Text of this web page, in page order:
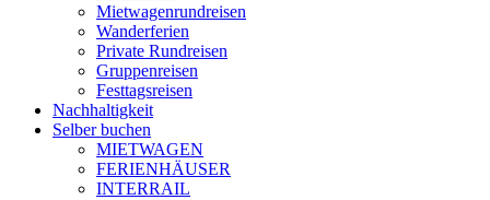
Mietwagenrundreisen
Wanderferien
Private Rundreisen
Gruppenreisen
Festtagsreisen
Nachhaltigkeit
Selber buchen
MIETWAGEN
FERIENHÄUSER
INTERRAIL